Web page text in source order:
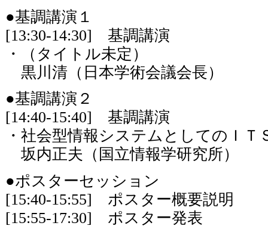
●基調講演１
[13:30-14:30] 基調講演
・（タイトル未定）
黒川清（日本学術会議会長）
●基調講演２
[14:40-15:40] 基調講演
・社会型情報システムとしてのＩＴ
坂内正夫（国立情報学研究所）
●ポスターセッション
[15:40-15:55] ポスター概要説明
[15:55-17:30] ポスター発表